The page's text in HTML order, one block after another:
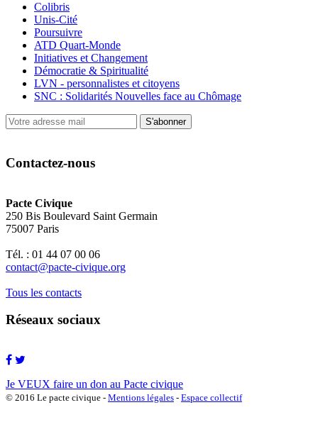
Colibris
Unis-Cité
Poursuivre
ATD Quart-Monde
Initiatives et Changement
Démocratie & Spiritualité
LVN - personnalistes et citoyens
SNC : Solidarités Nouvelles face au Chômage
S'abonner
Contactez-nous
Pacte Civique
250 Bis Boulevard Saint Germain
75007 Paris
Tél. : 01 44 07 00 06
contact@pacte-civique.org
Tous les contacts
Réseaux sociaux
Je VEUX faire un don au Pacte civique
© 2016 Le pacte civique - Mentions légales - Espace collectif